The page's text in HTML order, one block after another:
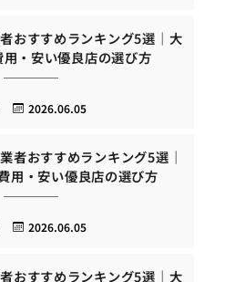
おすすめランキング5選｜大
・安い優良店の選び方
2026.06.05
者おすすめランキング5選｜
用・安い優良店の選び方
2026.06.05
おすすめランキング5選｜大